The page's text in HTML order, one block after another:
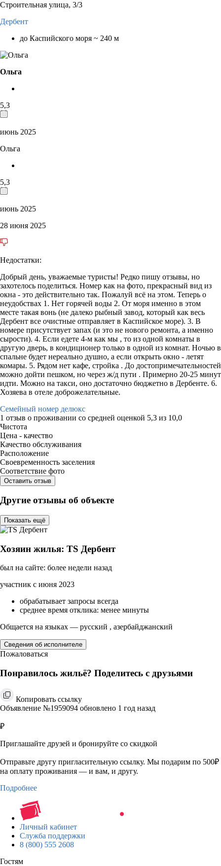
Строительная улица, 3/3
Дербент
до Каспийского моря ~ 240 м
Ольга
5,3
июнь 2025
Ольга
5,3
июнь 2025
28 июня 2025
Недостатки:
Добрый день, уважаемые туристы! Редко пишу отзывы, но
захотелось поделиться. Номер как на фото, прекрасный вид из
окна - это действительно так. Пожалуй всё на этом. Теперь о
неудобствах 1. Нет горячей воды 2. От моря именно в этом
месте такая вонь (не далеко рыбный завод, который как весь
Дербент все очистные отправляет в Каспийское море). 3. В
номере присутствует запах (и это не нового ремонта, а именно
сырости). 4. Если едете 4-м как мы , то из одной комнаты в
другую дверь, в кондиционер только в одной из комнат. Ночью в
спальне будет нереально душно, а если открыть окно - летят
комары. 5. Рядом нет кафе, стройка . До достопримечательностей
можно дойти пешком, но через ж/д пути . Примерно 20-25 минут
идти. Можно на такси, оно достаточно бюджетно в Дербенте. 6.
Хозяева в отеле доброжелательные.
Семейный номер делюкс
1 отзыв о проживании со средней оценкой 5,3 из 10,0
Чистота
Цена - качество
Качество обслуживания
Расположение
Своевременность заселения
Соответствие фото
Оставить отзыв
Другие отзывы об объекте
Показать ещё
Хозяин жилья: TS Дербент
был на сайте: более недели назад
участник с июня 2023
обрабатывает запросы всегда
среднее время отклика: менее минуты
Общается на языках — русский , азербайджанский
Сведения об исполнителе
Пожаловаться
Понравилось жильё? Поделитесь с друзьями
Копировать ссылку
Объявление №1959094 обновлено 1 год назад
₽
Приглашайте друзей и бронируйте со скидкой
Отправьте другу пригласительную ссылку. Мы подарим по 500₽
на оплату проживания — и вам, и другу.
Подробнее
Личный кабинет
Служба поддержки
8 (800) 555 2608
Гостям